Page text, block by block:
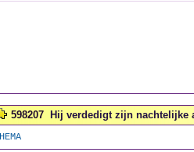
598207 Hij verdedigt zijn nachtelijke